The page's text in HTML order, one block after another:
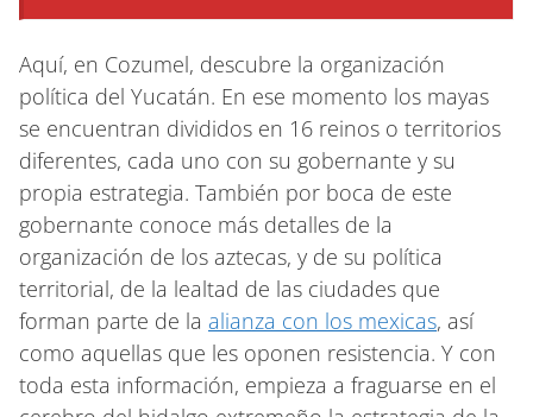
Aquí, en Cozumel, descubre la organización
política del Yucatán. En ese momento los mayas
se encuentran divididos en 16 reinos o territorios
diferentes, cada uno con su gobernante y su
propia estrategia. También por boca de este
gobernante conoce más detalles de la
organización de los aztecas, y de su política
territorial, de la lealtad de las ciudades que
forman parte de la alianza con los mexicas, así
como aquellas que les oponen resistencia. Y con
toda esta información, empieza a fraguarse en el